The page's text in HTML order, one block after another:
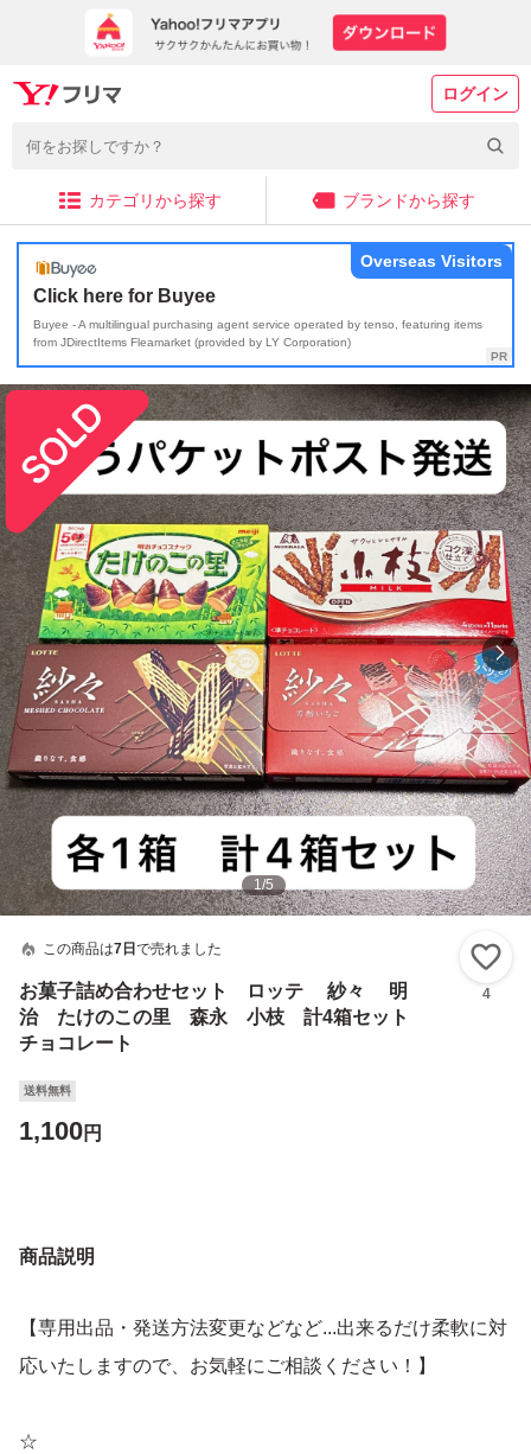
ログイン
カテゴリから探す ブランドから探す
Click here for Buyee
Buyee - A multilingual purchasing agent service operated by tenso, featuring items
from JDirectItems Fleamarket (provided by LY Corporation)
Overseas Visitors
1/5
この商品は7日 で売れました
お菓子詰め合わせセット ロッテ 紗々 明
治 たけのこの里 森永 小枝 計4箱セット
チョコレート
4
送料無料
1,100円
商品説明
【専用出品・発送方法変更などなど...出来るだけ柔軟に対
応いたしますので、お気軽にご相談ください！】
☆